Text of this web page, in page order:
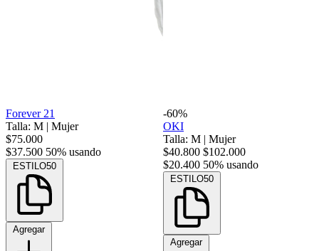
Forever 21
Talla: M | Mujer
$75.000
$37.500 50% usando
ESTILO50
Agregar
-60%
OKI
Talla: M | Mujer
$40.800 $102.000
$20.400 50% usando
ESTILO50
Agregar